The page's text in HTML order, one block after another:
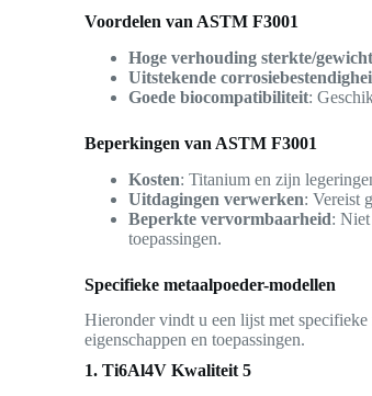
Voordelen van ASTM F3001
Hoge verhouding sterkte/gewicht
Uitstekende
Goede biocompatibiliteit:
Beperkingen van ASTM F3001
Kosten: Titanium en zijn
Uitdagingen verwerken: Vereist
Beperkte vervormbaarheid:
toepassingen.
Specifieke metaalpoeder-modellen
Hieronder vindt u een lijst met
eigenschappen en toepassingen.
1. Ti6Al4V Kwaliteit 5